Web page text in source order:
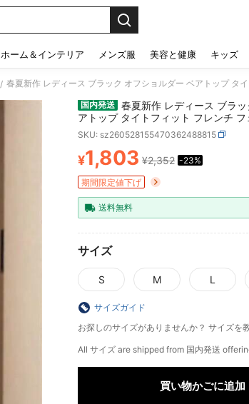
ホーム＆インテリア メンズ服 美容と健康 キッズ
/
国内発送 春夏新作 レディース ブラ
アトップ タイトフィット フレンチ
品 着回し トップス
SKU: sz260528155470362488815
PRICE AND
¥1,803 ¥2,352 -23%
期間限定値下げ
送料無料
サイズ
S M L
サイズガイド
お探しのサイズがありませんか？ サイズを
All サイズ are shipped from 国内発送
買い物かごに追加